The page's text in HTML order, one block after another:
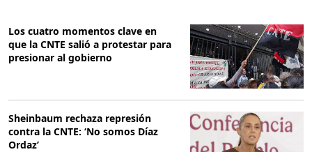
Los cuatro momentos clave en
que la CNTE salió a protestar para
presionar al gobierno
Sheinbaum rechaza represión
contra la CNTE: ‘No somos Díaz
Ordaz’